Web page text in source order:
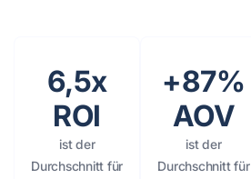
6,5x
ROI
ist der
Durchschnitt für
+87%
AOV
ist der
Durchschnitt für